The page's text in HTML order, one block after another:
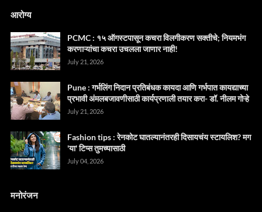
आरोग्य
PCMC : १५ ऑगस्टपासून कचरा विलगीकरण सक्तीचे; नियमभंग
करणाऱ्यांचा कचरा उचलला जाणार नाही!
July 21, 2026
Pune : गर्भलिंग निदान प्रतिबंधक कायदा आणि गर्भपात कायद्याच्या
प्रभावी अंमलबजावणीसाठी कार्यप्रणाली तयार करा- डॉ. नीलम गोऱ्हे
July 21, 2026
Fashion tips : रेनकोट घातल्यानंतरही दिसायचंय स्टायलिश? मग
'या' टिप्स तुमच्यासाठी
July 04, 2026
मनोरंजन